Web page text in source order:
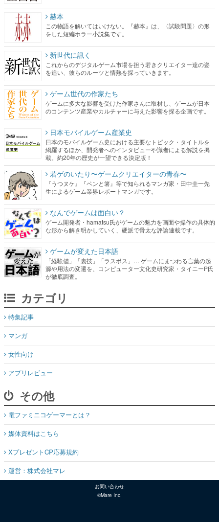
赫本
この物語を解いてはいけない。『赫本』は、〈試験問題〉の形
をした短編ホラー小説集です。
新世代に訊く
これからのデジタルゲーム市場を担う若きクリエイター達の姿
を追い、彼らのルーツと情熱を探っていきます。
ゲーム世代の作家たち
ゲームに多大な影響を受けた作家さんに取材し、ゲームが日本
のコンテンツ産業やカルチャーに与えた影響を探る企画です。
日本モバイルゲーム産業史
日本のモバイルゲーム史における主要なトピック・タイトルを
網羅するほか、開発者へのインタビューや識者による解説を掲
載。約20年の歴史が一望できる決定版！
若ゲのいたり〜ゲームクリエイターの青春〜
『うつヌケ』『ペンと箸』等で知られるマンガ家・田中圭一先
生によるゲーム業界レポートマンガです。
なんでゲームは面白い？
ゲーム開発者・hamatsu氏がゲームの魅力を画面や操作の具体的
な形から解き明かしていく、硬派で骨太な評論連載です。
ゲームが変えた日本語
「経験値」「裏技」「ラスボス」… ゲームにまつわる言葉の起
源や用法の変遷を、コンピューター文化史研究家・タイニーP氏
が徹底調査。
カテゴリ
特集記事
マンガ
女性向け
アプリレビュー
その他
電ファミニコゲーマーとは？
媒体資料はこちら
XプレゼントCP応募規約
運営：株式会社マレ
お問い合わせ
©Mare Inc.